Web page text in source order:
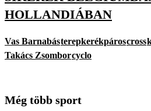
HOLLANDIÁBAN
Vas Barnabásterepkerékpároscross
Takács Zsomborcyclo
Még több sport